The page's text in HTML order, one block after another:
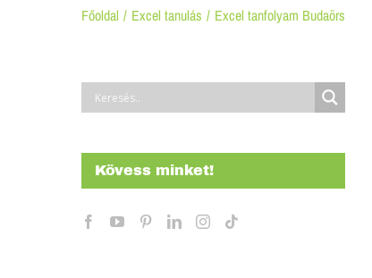
Főoldal Excel tanulás Excel tanfolyam Budaörs
Kövess minket!